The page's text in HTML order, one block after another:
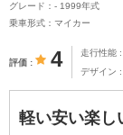
グレード：- 1999年式
乗車形式：マイカー
評価 4 走行性能
デザイン
軽い安い楽し